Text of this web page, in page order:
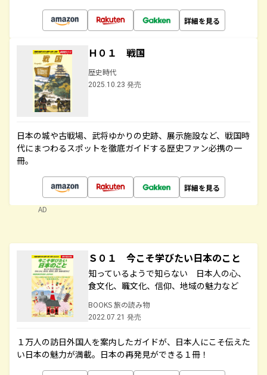
詳細を見る
Ｈ０１ 戦国
歴史時代
2025.10.23 発売
日本の城や古戦場、武将ゆかりの史跡、展示施設など、戦国時
代にまつわるスポットを徹底ガイドする歴史ファン必携の一
冊。
詳細を見る
AD
Ｓ０１ 今こそ学びたい日本のこと
知っているようで知らない 日本人の心、
食文化、職文化、信仰、地域の魅力など
BOOKS 旅の読み物
2022.07.21 発売
１万人の訪日外国人を案内したガイドが、日本人にこそ伝えた
い日本の魅力が満載。日本の再発見ができる１冊！